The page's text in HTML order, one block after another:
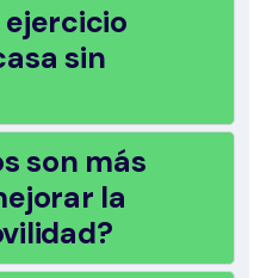
ejercicio
sin
son más
la